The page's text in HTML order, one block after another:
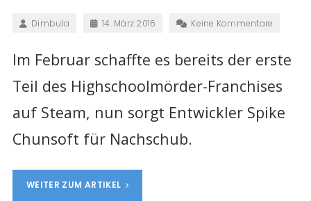
Dimbula 14. März 2016 Keine Kommentare
Im Februar schaffte es bereits der erste
Teil des Highschoolmörder-Franchises
auf Steam, nun sorgt Entwickler Spike
Chunsoft für Nachschub.
WEITER ZUM ARTIKEL